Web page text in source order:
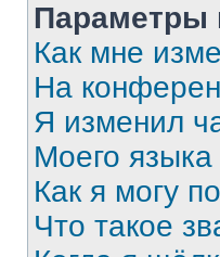
Параметры
Как мне
На
Я изменил
Моего языка
Как я могу
Что такое